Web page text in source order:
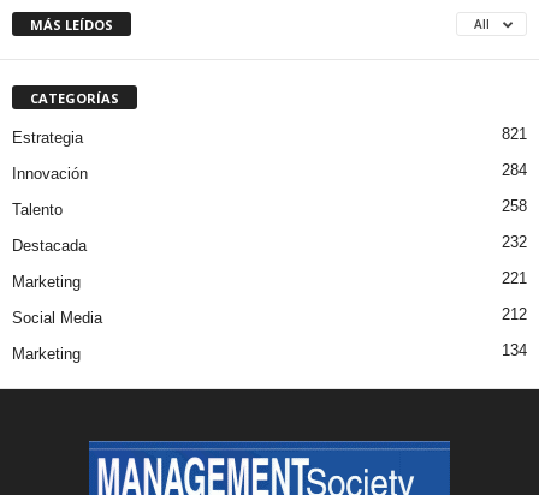
MÁS LEÍDOS All
CATEGORÍAS
Estrategia 821
Innovación 284
Talento 258
Destacada 232
Marketing 221
Social Media 212
Marketing 134